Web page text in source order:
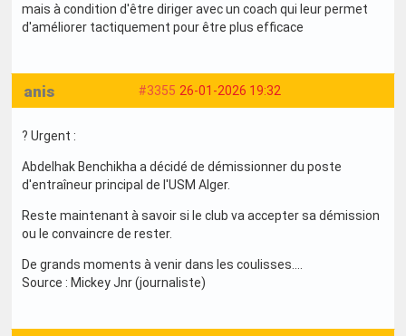
mais à condition d'être diriger avec un coach qui leur permet
d'améliorer tactiquement pour être plus efficace
#3355 26-01-2026 19:32
anis
? Urgent :
Abdelhak Benchikha a décidé de démissionner du poste
d'entraîneur principal de l'USM Alger.
Reste maintenant à savoir si le club va accepter sa démission
ou le convaincre de rester.
De grands moments à venir dans les coulisses.…
Source : Mickey Jnr (journaliste)